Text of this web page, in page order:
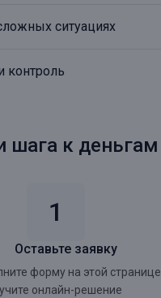
ситуациях
контроль
шага к деньгам
Оставьте заявку
форму на этой странице
онлайн-решение